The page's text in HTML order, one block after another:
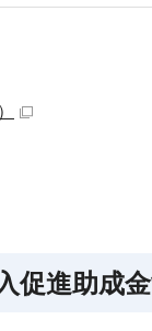
促進助成